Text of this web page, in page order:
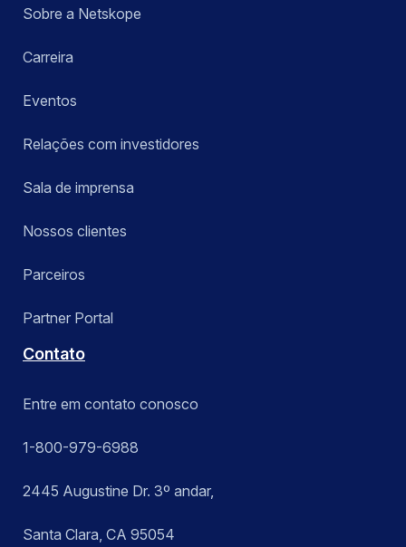
Sobre a Netskope
Carreira
Eventos
Relações com investidores
Sala de imprensa
Nossos clientes
Parceiros
Partner Portal
Contato
Entre em contato conosco
1-800-979-6988
2445 Augustine Dr. 3º andar,
Santa Clara, CA 95054